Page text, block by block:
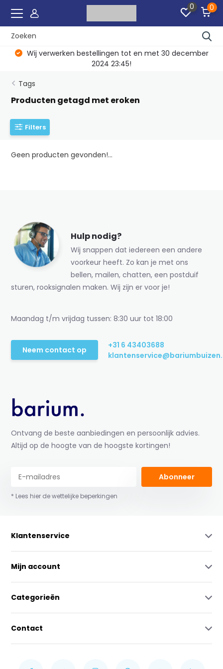
0 0
Wij verwerken bestellingen tot en met 30 december
2024 23:45!
Tags
Producten getagd met eroken
Filters
Geen producten gevonden!...
Hulp nodig?
Wij snappen dat iedereen een andere
voorkeur heeft. Zo kan je met ons
bellen, mailen, chatten, een postduif
sturen, rooksignalen maken. Wij zijn er voor je!
Maandag t/m vrijdag tussen: 8:30 uur tot 18:00
Neem contact op
+31 6 43403688
Ontvang de beste aanbiedingen en persoonlijk advies.
Altijd op de hoogte van de hoogste kortingen!
Abonneer
* Lees hier de wettelijke beperkingen
Klantenservice
Mijn account
Categorieën
Contact